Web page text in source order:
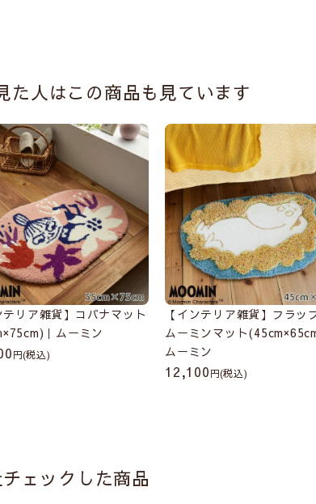
た人はこの商品も見ています
テリア雑貨】コバナマット
｜ムーミン
(税込)
【インテリア雑貨】フラッ
ムーミンマット
ムーミン
12,100 (税込)
ェックした商品